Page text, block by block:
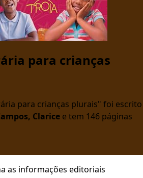
para crianças
para crianças plurais" foi escrito
Clarice e tem 146 páginas
as informações editoriais